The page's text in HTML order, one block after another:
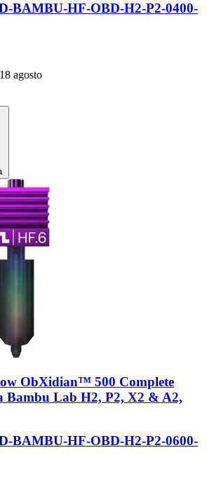
BAMBU-HF-OBD-H2-P2-0400-
agosto
ObXidian™ 500 Complete
Bambu Lab H2, P2, X2 & A2,
BAMBU-HF-OBD-H2-P2-0600-